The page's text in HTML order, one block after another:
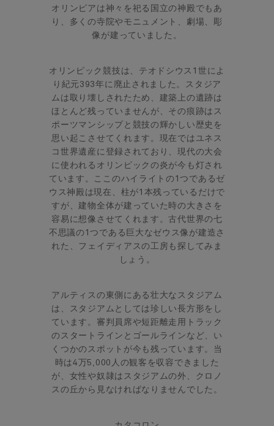
オリンピアは神々を祀る国立の神殿でもあ
り、多くの寺院やモニュメント、劇場、彫
像が建っていました。
オリンピック競技は、テオドシウス1世によ
り紀元393年に廃止されました。スタジア
ムは取り壊しされたため、建築上の遺跡は
ほとんど残っていませんが、その痕跡はス
ポーツマンシップと競技の輝かしい歴史を
思い起こさせてくれます。現在ではユネス
コ世界遺産に登録されており、現代の大会
に使われるオリンピックの炎が今も灯され
ています。ここのハイライトの1つであるゼ
ウス神殿は現在、柱が1本残っているだけで
すが、建物全体が建っていた時の大きさを
容易に想像させてくれます。古代世界の七
不思議の1つである巨大なゼウス像が建造さ
れた、フェイディアスの工房も探してみま
しょう。
アルティスの東側にある壮大なスタジアム
は、スタジアムとしては珍しい長方形をし
ています。審判員席や短距離走用トラック
のスタートラインとゴールラインなど、い
くつかのスポットが今も残っています。当
時は4万5,000人の観客を収容できました
が、女性や奴隷はスタジアムの外、クロノ
スの丘から見なければなりませんでした。